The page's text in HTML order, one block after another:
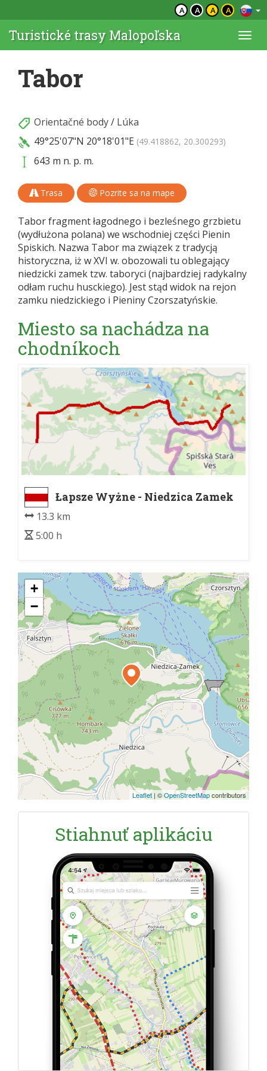
A A A A
Turistické trasy Malopoľska
Tabor
Orientačné body/ Lúka
49°25'07"N 20°18'01"E (49.418862, 20.300293)
643 m n. p. m.
Trasa Pozrite sa na mape
Tabor fragment łagodnego i bezleśnego grzbietu
(wydłużona polana) we wschodniej części Pienin
Spiskich. Nazwa Tabor ma związek z tradycją
historyczna, iż w XVI w. obozowali tu oblegający
niedzicki zamek tzw. taboryci (najbardziej radykalny
odłam ruchu husckiego). Jest stąd widok na rejon
zamku niedzickiego i Pieniny Czorszatyńskie.
Miesto sa nachádza na
chodníkoch
Łapsze Wyżne - Niedzica Zamek
13.3 km
5:00 h
+
−
Leaflet | ©OpenStreetMapcontributors
Stiahnuť aplikáciu